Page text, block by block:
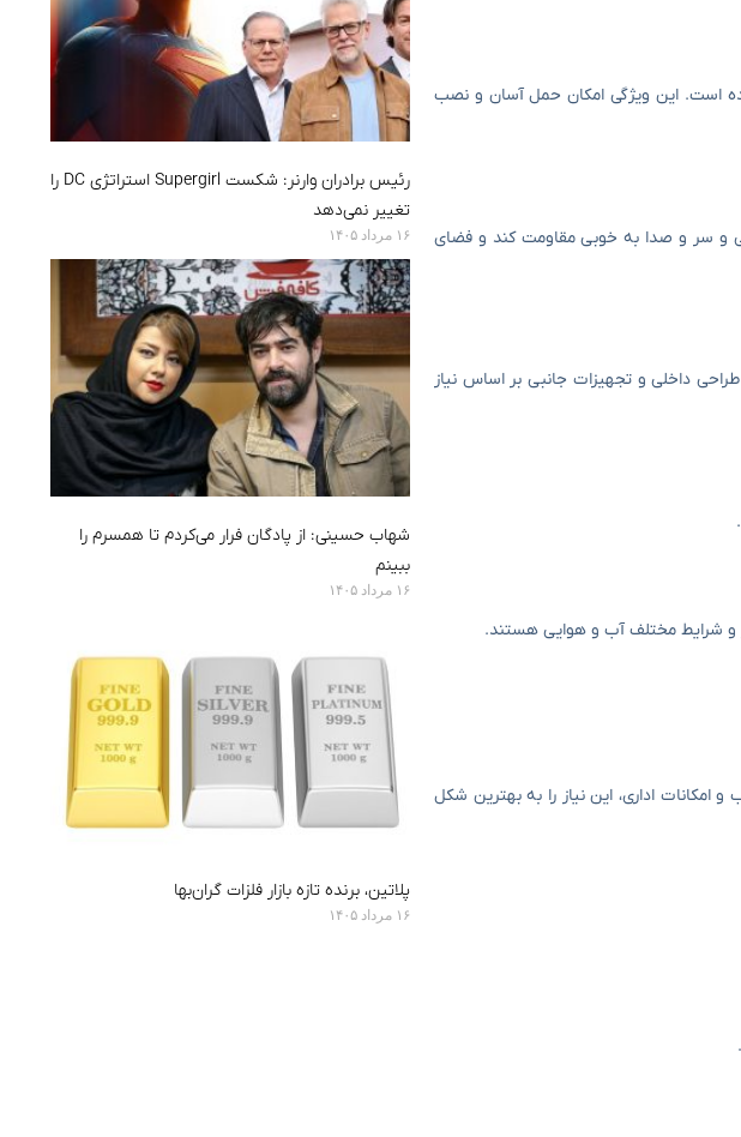
است. این ویژگی امکان حمل آسان و نصب
و سر و صدا به خوبی مقاومت کند و فضای
داخلی و تجهیزات جانبی بر اساس نیاز
و شرایط مختلف آب و هوایی هستند.
اداری، این نیاز را به بهترین شکل
رئیس برادران وارنر: شکست Supergirl استراتژی DC را
تغییر نمی‌دهد
۱۶ مرداد ۱۴۰۵
شهاب حسینی: از پادگان فرار می‌کردم تا همسرم را
ببینم
۱۶ مرداد ۱۴۰۵
پلاتین، برنده تازه بازار فلزات گران‌بها
۱۶ مرداد ۱۴۰۵